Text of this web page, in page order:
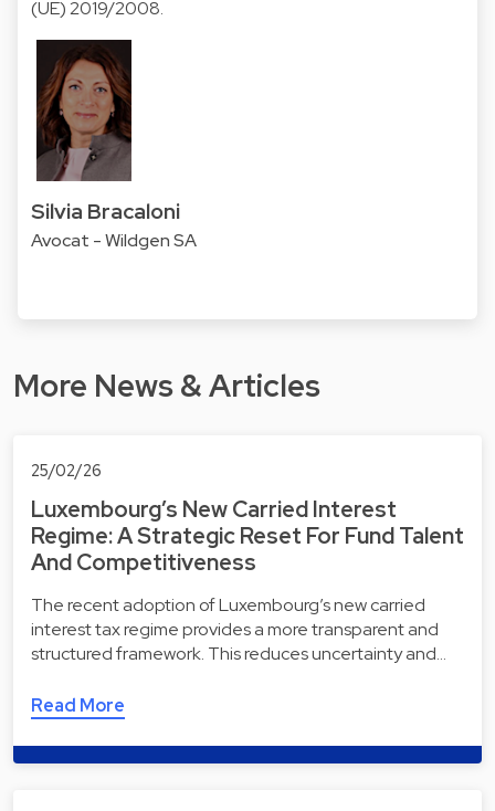
(UE) 2019/2008.
Silvia Bracaloni
Avocat - Wildgen SA
More News & Articles
25/02/26
Luxembourg’s New Carried Interest
Regime: A Strategic Reset For Fund Talent
And Competitiveness
The recent adoption of Luxembourg’s new carried
interest tax regime provides a more transparent and
structured framework. This reduces uncertainty and…
Read More